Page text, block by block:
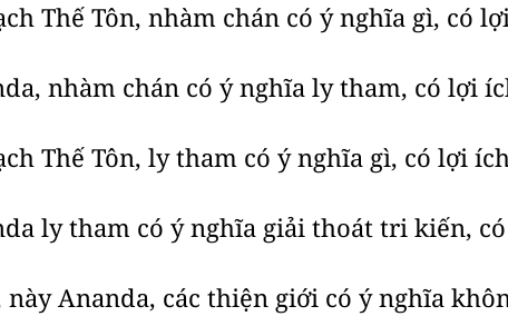
Thế Tôn, nhàm chán có ý nghĩa gì, có
nhàm chán có ý nghĩa ly tham, có lợi
Thế Tôn, ly tham có ý nghĩa gì, có lợi
ly tham có ý nghĩa giải thoát tri kiến,
này Ananda, các thiện giới có ý nghĩa